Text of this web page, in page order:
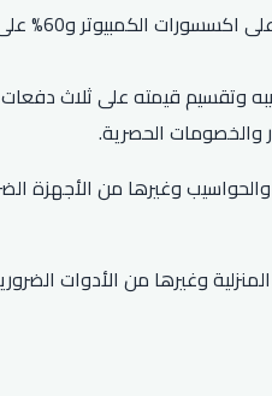
والخصومات الحصرية.
وغيرها من الأجهزة